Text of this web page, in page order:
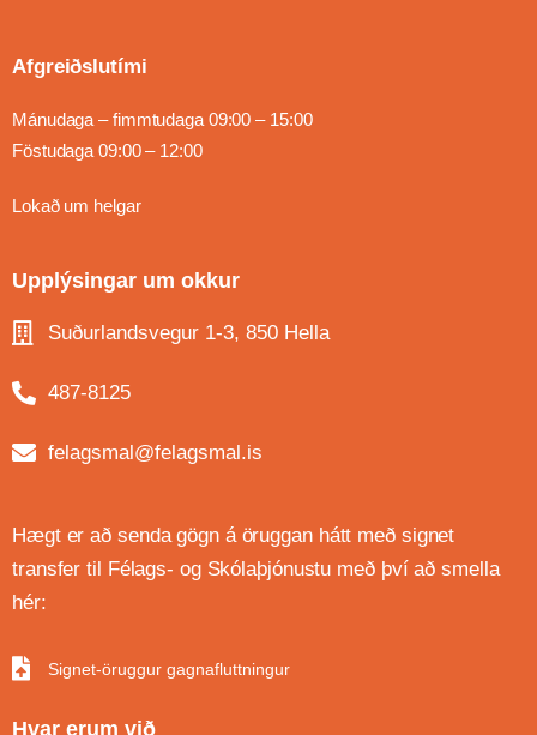
Afgreiðslutími
Mánudaga – fimmtudaga 09:00 – 15:00
Föstudaga 09:00 – 12:00
Lokað um helgar
Upplýsingar um okkur
Suðurlandsvegur 1-3, 850 Hella
487-8125
felagsmal@felagsmal.is
Hægt er að senda gögn á öruggan hátt með signet
transfer til Félags- og Skólaþjónustu með því að smella
hér:
Signet-öruggur gagnafluttningur
Hvar erum við